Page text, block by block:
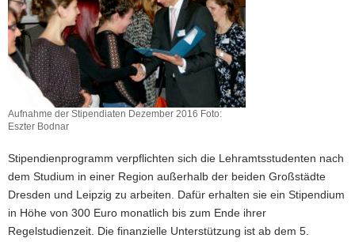
Aufnahme der Stipendiaten Dezember 2016 Foto:
Eszter Bodnar
Stipendienprogramm verpflichten sich die Lehramtsstudenten nach
dem Studium in einer Region außerhalb der beiden Großstädte
Dresden und Leipzig zu arbeiten. Dafür erhalten sie ein Stipendium
in Höhe von 300 Euro monatlich bis zum Ende ihrer
Regelstudienzeit. Die finanzielle Unterstützung ist ab dem 5.